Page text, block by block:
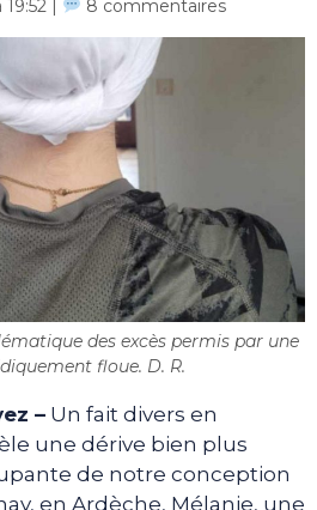
| 8 commentaires
des excès permis par une
floue. D. R.
– Un fait divers en
une dérive bien plus
de notre conception
en Ardèche, Mélanie, une